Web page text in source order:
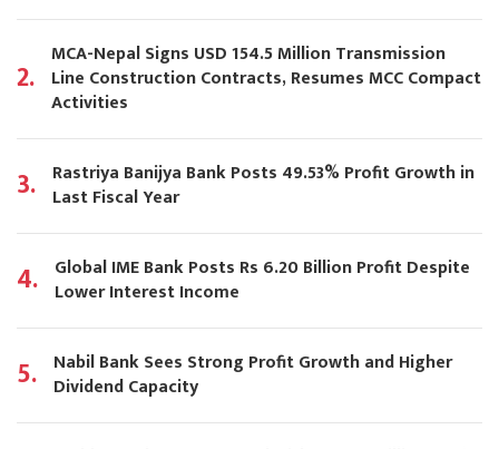
2.
MCA-Nepal Signs USD 154.5 Million Transmission
Line Construction Contracts, Resumes MCC Compact
Activities
3. Rastriya Banijya Bank Posts 49.53% Profit Growth in
Last Fiscal Year
4. Global IME Bank Posts Rs 6.20 Billion Profit Despite
Lower Interest Income
5. Nabil Bank Sees Strong Profit Growth and Higher
Dividend Capacity